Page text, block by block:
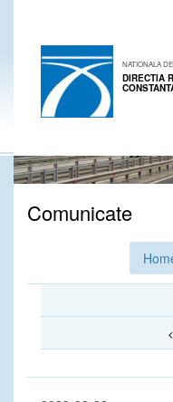
NATIONALA
DIRECTIA
Comunicate